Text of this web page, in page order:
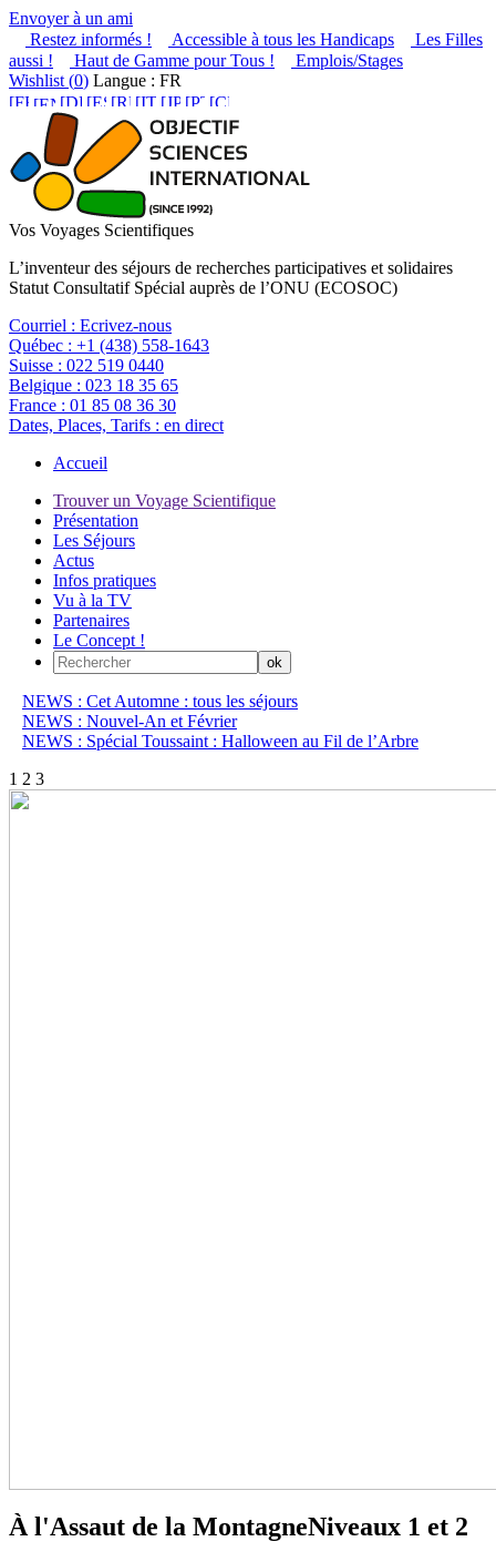
Envoyer à un ami
Restez informés !
Accessible à tous les Handicaps
Les Filles
aussi !
Haut de Gamme pour Tous !
Emplois/Stages
Wishlist (0) Langue : FR
Vos Voyages Scientifiques
L’inventeur des séjours de recherches participatives et solidaires
Statut Consultatif Spécial auprès de l’ONU (ECOSOC)
Courriel : Ecrivez-nous
Québec : +1 (438) 558-1643
Suisse : 022 519 0440
Belgique : 023 18 35 65
France : 01 85 08 36 30
Dates, Places, Tarifs : en direct
Accueil
Trouver un Voyage Scientifique
Présentation
Les Séjours
Actus
Infos pratiques
Vu à la TV
Partenaires
Le Concept !
NEWS : Cet Automne : tous les séjours
NEWS : Nouvel-An et Février
NEWS : Spécial Toussaint : Halloween au Fil de l’Arbre
1 2 3
À l'Assaut de la MontagneNiveaux 1 et 2